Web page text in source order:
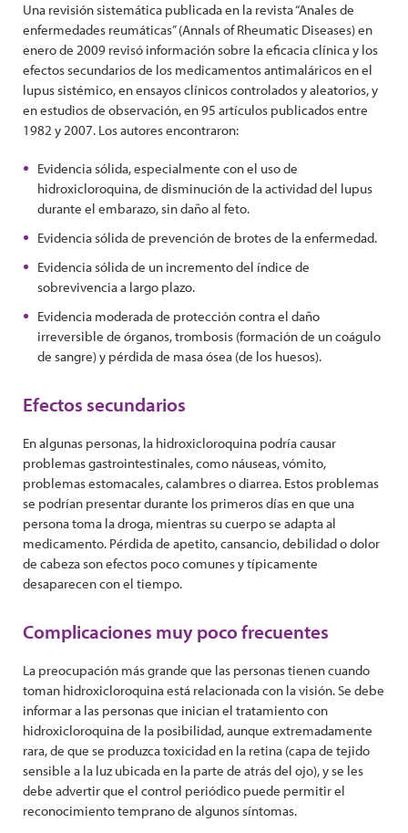
Una revisión sistemática publicada en la revista “Anales de
enfermedades reumáticas” (Annals of Rheumatic Diseases) en
enero de 2009 revisó información sobre la eficacia clínica y los
efectos secundarios de los medicamentos antimaláricos en el
lupus sistémico, en ensayos clínicos controlados y aleatorios, y
en estudios de observación, en 95 artículos publicados entre
1982 y 2007. Los autores encontraron:
Evidencia sólida, especialmente con el uso de
hidroxicloroquina, de disminución de la actividad del lupus
durante el embarazo, sin daño al feto.
Evidencia sólida de prevención de brotes de la enfermedad.
Evidencia sólida de un incremento del índice de
sobrevivencia a largo plazo.
Evidencia moderada de protección contra el daño
irreversible de órganos, trombosis (formación de un coágulo
de sangre) y pérdida de masa ósea (de los huesos).
Efectos secundarios
En algunas personas, la hidroxicloroquina podría causar
problemas gastrointestinales, como náuseas, vómito,
problemas estomacales, calambres o diarrea. Estos problemas
se podrían presentar durante los primeros días en que una
persona toma la droga, mientras su cuerpo se adapta al
medicamento. Pérdida de apetito, cansancio, debilidad o dolor
de cabeza son efectos poco comunes y típicamente
desaparecen con el tiempo.
Complicaciones muy poco frecuentes
La preocupación más grande que las personas tienen cuando
toman hidroxicloroquina está relacionada con la visión. Se debe
informar a las personas que inician el tratamiento con
hidroxicloroquina de la posibilidad, aunque extremadamente
rara, de que se produzca toxicidad en la retina (capa de tejido
sensible a la luz ubicada en la parte de atrás del ojo), y se les
debe advertir que el control periódico puede permitir el
reconocimiento temprano de algunos síntomas.